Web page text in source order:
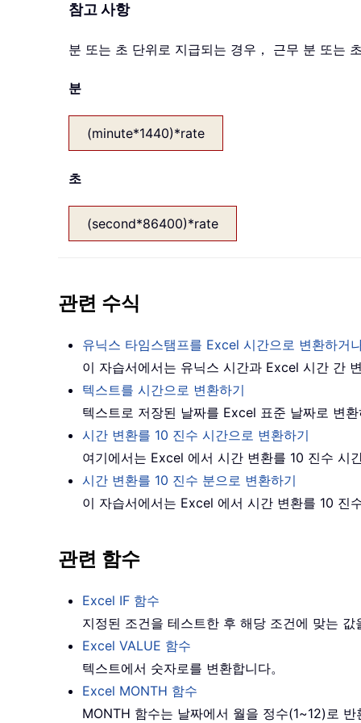
참고 사항
분 또는 초 단위로 지급되는 경우， 근무 분 또는
분
(minute*1440)*rate
초
(second*86400)*rate
관련 수식
유닉스 타임스탬프를 Excel 시간으로 변환하거
이 자습서에서는 유닉스 시간과 Excel 시간 간
텍스트를 시간으로 변환하기
텍스트로 저장된 날짜를 Excel 표준 날짜로 변
시간 변환를 10 진수 시간으로 변환하기
여기에서는 Excel 에서 시간 변환를 10 진수 시
시간 변환를 10 진수 분으로 변환하기
이 자습서에서는 Excel 에서 시간 변환를 10 진
관련 함수
Excel IF 함수
지정된 조건을 테스트한 후 해당 조건에 맞는 값
Excel VALUE 함수
텍스트에서 숫자로를 변환합니다。
Excel MONTH 함수
MONTH 함수는 날짜에서 월을 정수(1~12)로 반